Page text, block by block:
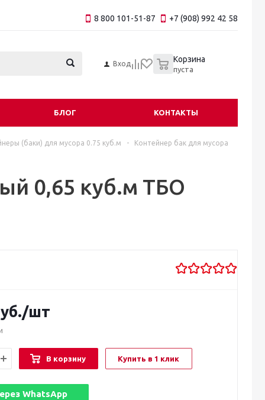
8 800 101-51-87 +7 (908) 992 42 58
Вход Корзина
пуста
БЛОГ КОНТАКТЫ
(баки) для мусора 0.75 куб.м - Контейнер бак для мусора
0,65 куб.м ТБО
/шт
В корзину Купить в 1 клик
WhatsApp